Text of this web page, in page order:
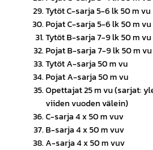
Tytöt C-sarja 5-6 lk 50 m vu
Pojat C-sarja 5-6 lk 50 m vu
Tytöt B-sarja 7-9 lk 50 m vu
Pojat B-sarja 7-9 lk 50 m vu
Tytöt A-sarja 50 m vu
Pojat A-sarja 50 m vu
Opettajat 25 m vu (sarjat:
viiden vuoden välein)
C-sarja 4 x 50 m vuv
B-sarja 4 x 50 m vuv
A-sarja 4 x 50 m vuv